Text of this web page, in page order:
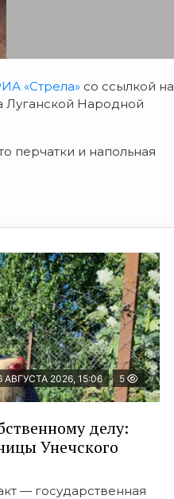
«Стрела» со ссылкой на
Луганской Народной
перчатки и напольная
АВГУСТА 2026, 15:06 5
делу:
Унечского
— государственная